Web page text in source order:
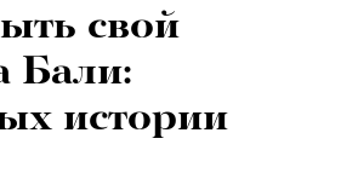
свой
Бали:
истории